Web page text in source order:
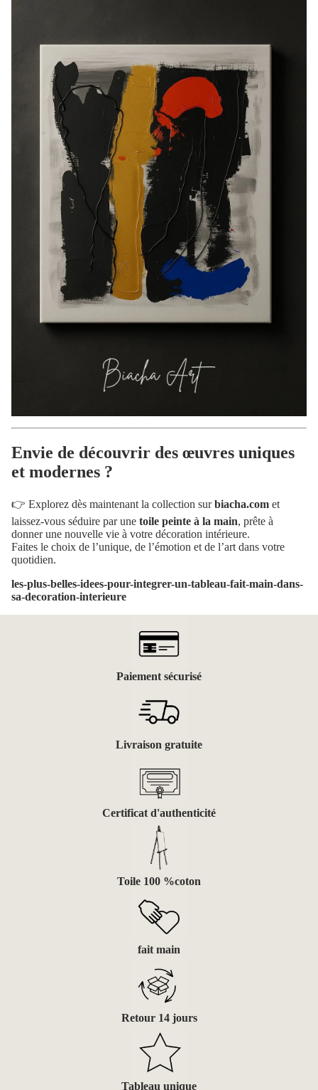
Envie de découvrir des œuvres uniques
et modernes ?
👉 Explorez dès maintenant la collection surbiacha.com et
laissez-vous séduire par une toile peinte à la main, prête à
donner une nouvelle vie à votre décoration intérieure.
Faites le choix de l’unique, de l’émotion et de l’art dans votre
quotidien.
les-plus-belles-idees-pour-integrer-un-tableau-fait-main-dans-
sa-decoration-interieure
Paiement sécurisé
Livraison gratuite
Certificat d'authenticité
Toile 100 %coton
fait main
Retour 14 jours
Tableau unique